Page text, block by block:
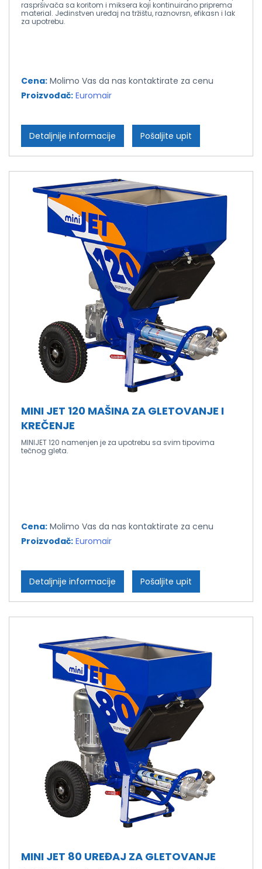
raspršivača sa koritom i miksera koji kontinuirano priprema
material. Jedinstven uređaj na tržištu, raznovrsn, efikasn i lak
za upotrebu.
Cena: Molimo Vas da nas kontaktirate za cenu
Proizvođač: Euromair
Detaljnije informacije Pošaljite upit
MINI JET 120 MAŠINA ZA GLETOVANJE I
KREČENJE
MINIJET 120 namenjen je za upotrebu sa svim tipovima
tečnog gleta.
Cena: Molimo Vas da nas kontaktirate za cenu
Proizvođač: Euromair
Detaljnije informacije Pošaljite upit
MINI JET 80 UREĐAJ ZA GLETOVANJE